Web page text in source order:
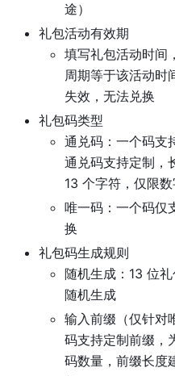
途）
礼包活动有效期
填写礼包活动时间
周期等于该活动时
失效，无法兑换
礼包码类型
通兑码：一个码支
通兑码支持定制，
13 个字符，仅限
唯一码：一个码仅
换
礼包码生成规则
随机生成：13 位
随机生成
输入前缀（仅针对
码支持定制前缀，
码数量，前缀长度